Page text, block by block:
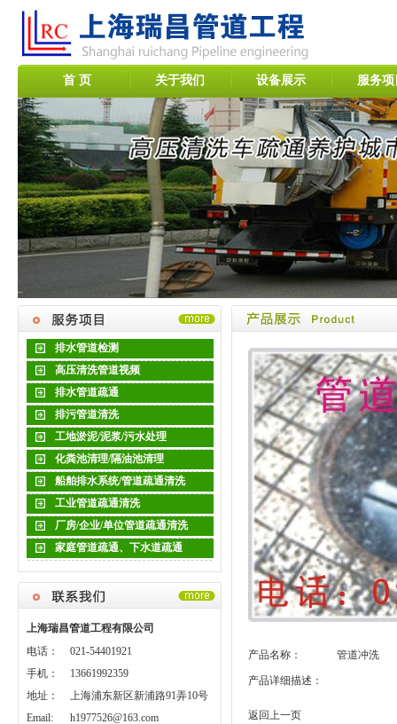
首 页 关于我们 设备展示 服务项
排水管道检测
高压清洗管道视频
排水管道疏通
排污管道清洗
工地淤泥/泥浆/污水处理
化粪池清理/隔油池清理
船舶排水系统/管道疏通清洗
工业管道疏通清洗
厂房/企业/单位管道疏通清洗
家庭管道疏通、下水道疏通
上海瑞昌管道工程有限公司
电话：
021-54401921
手机：
13661992359
地址：
上海浦东新区新浦路91弄10号
Email:
h1977526@163.com
产品名称： 管道冲洗
产品详细描述：
返回上一页